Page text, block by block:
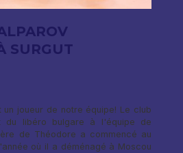
SURGUT
joueur de notre équipe! Le club
du libéro bulgare à l'équipe de
de Théodore a commencé au
où il a déménagé à Moscou